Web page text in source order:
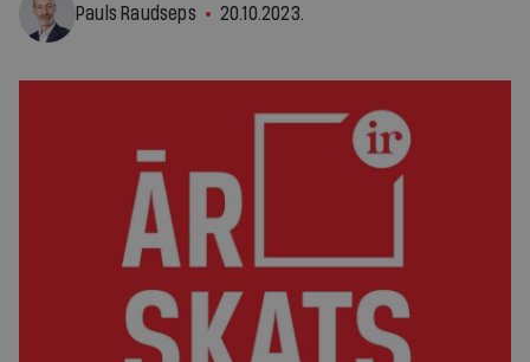
Pauls Raudseps 20.10.2023.